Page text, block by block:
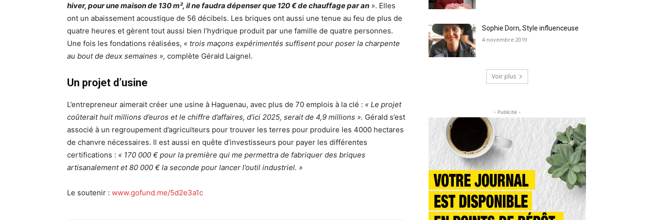
hiver, pour une maison de 130 m², il ne faudra dépenser que 120 € de chauffage par an ». Elles
ont un abaissement acoustique de 56 décibels. Les briques ont aussi une tenue au feu de plus de
quatre heures et gèrent tout aussi bien l’hydrique produit par une famille de quatre personnes.
Une fois les fondations réalisées, « trois maçons expérimentés suffisent pour poser la charpente
au bout de deux semaines », complète Gérald Laignel.
Un projet d’usine
L’entrepreneur aimerait créer une usine à Haguenau, avec plus de 70 emplois à la clé : « Le projet
coûterait huit millions d’euros et le chiffre d’affaires, d’ici 2025, serait de 4,9 millions ». Gérald s’est
associé à un regroupement d’agriculteurs pour trouver les terres pour produire les 4000 hectares
de chanvre nécessaires. Il est aussi en quête d’investisseurs pour payer les différentes
certifications : « 170 000 € pour la première qui me permettra de fabriquer des briques
artisanalement et 80 000 € la seconde pour lancer l’outil industriel. »
Le soutenir : www.gofund.me/5d2e3a1c
Sophie Dorn, Style influenceuse
4 novembre 2019
Voir plus
- Publicité -